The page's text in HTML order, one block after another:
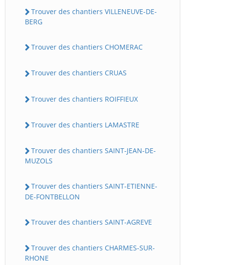
Trouver des chantiers VILLENEUVE-DE-
BERG
Trouver des chantiers CHOMERAC
Trouver des chantiers CRUAS
Trouver des chantiers ROIFFIEUX
Trouver des chantiers LAMASTRE
Trouver des chantiers SAINT-JEAN-DE-
MUZOLS
Trouver des chantiers SAINT-ETIENNE-
DE-FONTBELLON
Trouver des chantiers SAINT-AGREVE
Trouver des chantiers CHARMES-SUR-
RHONE